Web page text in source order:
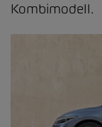
Kombimodell.